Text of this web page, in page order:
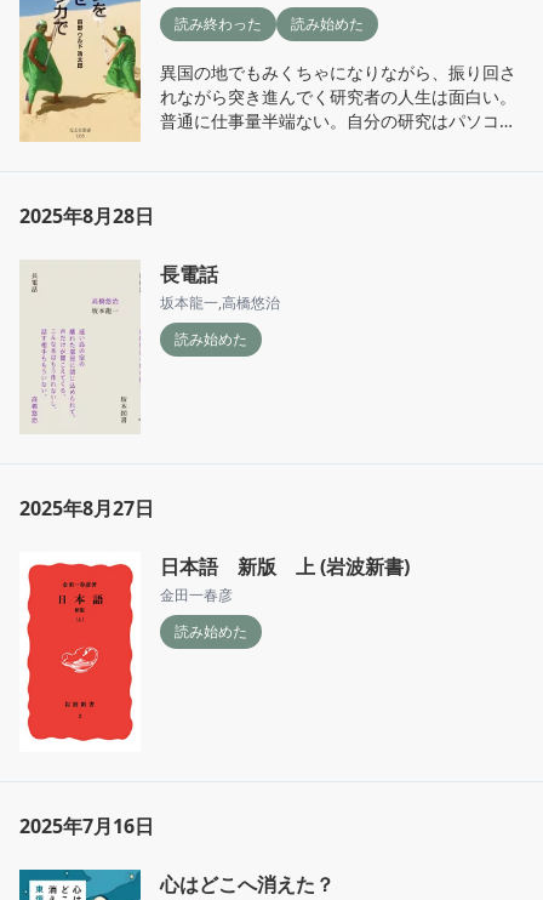
読み終わった
読み始めた
異国の地でもみくちゃになりながら、振り回さ
れながら突き進んでく研究者の人生は面白い。
普通に仕事量半端ない。自分の研究はパソコン
尽きない知的好奇心って素敵だ。この本から探
究心と少しのバッタの知識を得ることができ
た。
ティジャニがいい意味でも悪い意味でもアフリ
2025年8月28日
長電話
坂本龍一,高橋悠治
読み始めた
2025年8月27日
日本語 新版 上 (岩波新書)
金田一春彦
読み始めた
2025年7月16日
心はどこへ消えた？